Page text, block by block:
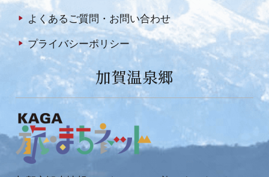
よくあるご質問・お問い合わせ
プライバシーポリシー
加賀温泉郷